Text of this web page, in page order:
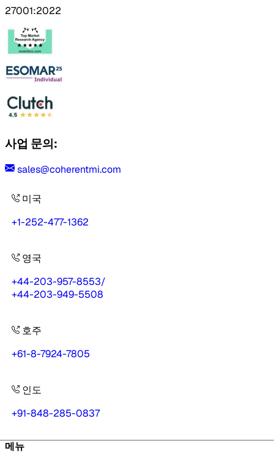
27001:2022
사업 문의:
sales@coherentmi.com
미국
+1-252-477-1362
영국
+44-203-957-8553/
+44-203-949-5508
호주
+61-8-7924-7805
인도
+91-848-285-0837
메뉴